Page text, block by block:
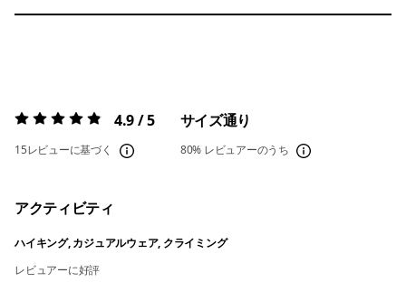
評価:4.9 / 5 4.9 / 5
15レビューに基づく
サイズ通り
80% レビュアーのうち
アクティビティ
ハイキング, カジュアルウェア, クライミング
レビュアーに好評